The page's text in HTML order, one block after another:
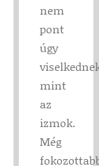
nem
pont
úgy
mint
az
izmok.
Még